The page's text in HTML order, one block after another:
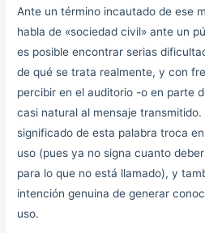
Ante un término incautado de ese
habla de «sociedad civil» ante un
es posible encontrar serias
de qué se trata realmente, y con
percibir en el auditorio -o en parte
casi natural al mensaje
significado de esta palabra troca
uso (pues ya no signa cuanto
para lo que no está llamado), y
intención genuina de generar
uso.